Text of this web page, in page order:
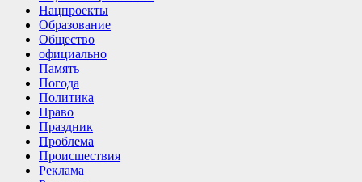
Нацпроекты
Образование
Общество
официально
Память
Погода
Политика
Право
Праздник
Проблема
Происшествия
Реклама